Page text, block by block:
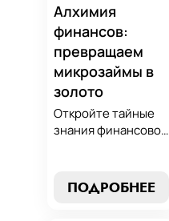
Алхимия
финансов:
превращаем
микрозаймы в
золото
Откройте тайные
знания финансовой
превращать
обязательства по
ПОДРОБНЕЕ